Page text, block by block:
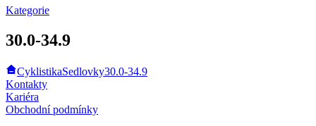
Kategorie
30.0-34.9
CyklistikaSedlovky30.0-34.9
Kontakty
Kariéra
Obchodní podmínky